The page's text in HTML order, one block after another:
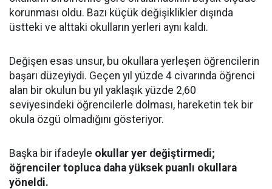
korunması oldu. Bazı küçük değişiklikler dışında
üstteki ve alttaki okulların yerleri aynı kaldı.
Değişen esas unsur, bu okullara yerleşen öğrencilerin
başarı düzeyiydi. Geçen yıl yüzde 4 civarında öğrenci
alan bir okulun bu yıl yaklaşık yüzde 2,60
seviyesindeki öğrencilerle dolması, hareketin tek bir
okula özgü olmadığını gösteriyor.
Başka bir ifadeyle okullar yer değiştirmedi;
öğrenciler topluca daha yüksek puanlı okullara
yöneldi.